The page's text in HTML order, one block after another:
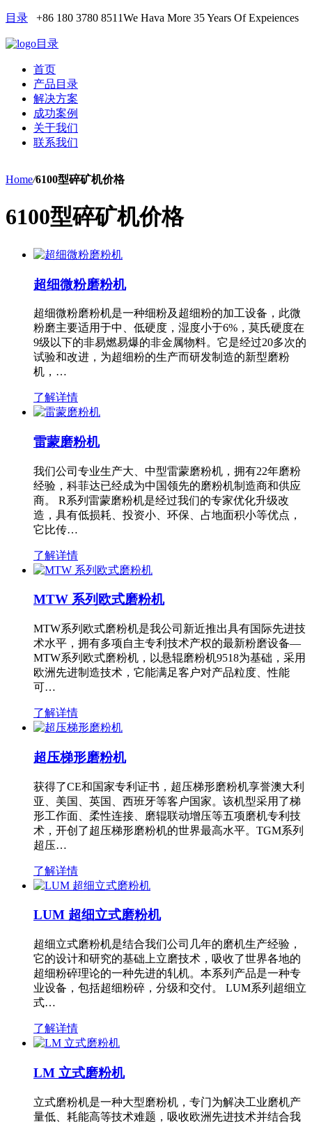
目录 +86 180 3780 8511We Hava More 35 Years Of Expeiences
目录
首页
产品目录
解决方案
成功案例
关于我们
联系我们
Home/6100型碎矿机价格
6100型碎矿机价格
超细微粉磨粉机
超细微粉磨粉机是一种细粉及超细粉的加工设备，此微
粉磨主要适用于中、低硬度，湿度小于6%，莫氏硬度在
9级以下的非易燃易爆的非金属物料。它是经过20多次的
试验和改进，为超细粉的生产而研发制造的新型磨粉
机，…
了解详情
雷蒙磨粉机
我们公司专业生产大、中型雷蒙磨粉机，拥有22年磨粉
经验，科菲达已经成为中国领先的磨粉机制造商和供应
商。 R系列雷蒙磨粉机是经过我们的专家优化升级改
造，具有低损耗、投资小、环保、占地面积小等优点，
它比传…
了解详情
MTW 系列欧式磨粉机
MTW系列欧式磨粉机是我公司新近推出具有国际先进技
术水平，拥有多项自主专利技术产权的最新粉磨设备—
MTW系列欧式磨粉机，以悬辊磨粉机9518为基础，采用
欧洲先进制造技术，它能满足客户对产品粒度、性能
可…
了解详情
超压梯形磨粉机
获得了CE和国家专利证书，超压梯形磨粉机享誉澳大利
亚、美国、英国、西班牙等客户国家。该机型采用了梯
形工作面、柔性连接、磨辊联动增压等五项磨机专利技
术，开创了超压梯形磨粉机的世界最高水平。TGM系列
超压…
了解详情
LUM 超细立式磨粉机
超细立式磨粉机是结合我们公司几年的磨机生产经验，
它的设计和研究的基础上立磨技术，吸收了世界各地的
超细粉碎理论的一种先进的轧机。本系列产品是一种专
业设备，包括超细粉碎，分级和交付。 LUM系列超细立
式…
了解详情
LM 立式磨粉机
立式磨粉机是一种大型磨粉机，专门为解决工业磨机产
量低、耗能高等技术难题，吸收欧洲先进技术并结合我